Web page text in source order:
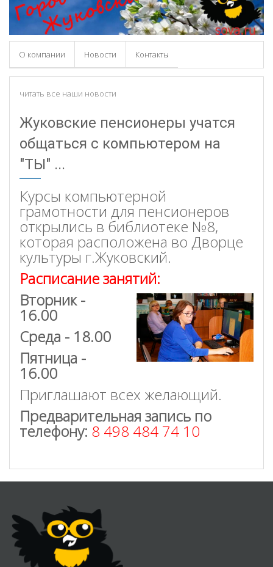
О компании Новости Контакты
читать все наши новости
Жуковские пенсионеры учатся
общаться с компьютером на
"ТЫ" ...
Курсы компьютерной
грамотности для пенсионеров
открылись в библиотеке №8,
которая расположена во Дворце
культуры г.Жуковский.
Расписание занятий:
Вторник -
16.00
Среда - 18.00
Пятница -
16.00
Приглашают всех желающий.
Предварительная запись по
телефону: 8 498 484 74 10